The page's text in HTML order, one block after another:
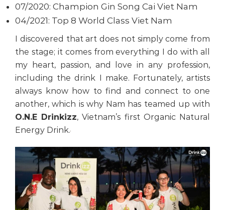
07/2020: Champion Gin Song Cai Viet Nam
04/2021: Top 8 World Class Viet Nam
I discovered that art does not simply come from
the stage; it comes from everything I do with all
my heart, passion, and love in any profession,
including the drink I make. Fortunately, artists
always know how to find and connect to one
another, which is why Nam has teamed up with
O.N.E Drinkizz, Vietnam’s first Organic Natural
Energy Drink.